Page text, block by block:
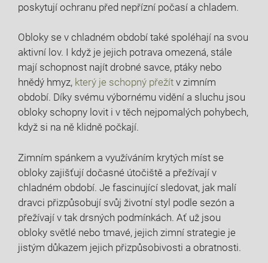
poskytují ochranu před nepřízní počasí a chladem.
Obloky se v chladném období také spoléhají na svou
aktivní lov. I když je jejich potrava omezená, stále
mají schopnost najít drobné savce, ptáky nebo
hnědý hmyz, který je schopný přežít v zimním
období. Díky svému výbornému vidění a sluchu jsou
obloky schopny lovit i v těch nejpomalých pohybech,
když si na ně klidně počkají.
Zimním spánkem a využíváním krytých míst se
obloky zajišťují dočasné útočiště a přežívají v
chladném období. Je fascinující sledovat, jak malí
dravci přizpůsobují svůj životní styl podle sezón a
přežívají v tak drsných podmínkách. Ať už jsou
obloky světlé nebo tmavé, jejich zimní strategie je
jistým důkazem jejich přizpůsobivosti a obratnosti.